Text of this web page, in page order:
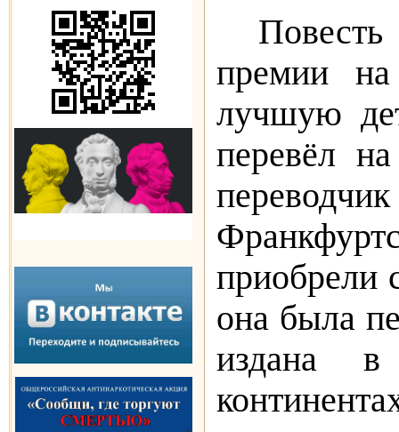
премии
лучшую
перевёл
приобрели
она была
издана